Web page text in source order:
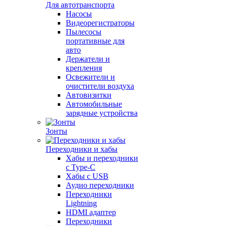
Для автотранспорта
Насосы
Видеорегистраторы
Пылесосы
портативные для
авто
Держатели и
крепления
Освежители и
очистители воздуха
Автовизитки
Автомобильные
зарядные устройства
Зонты
Переходники и хабы
Хабы и переходники
с Type-C
Хабы с USB
Аудио переходники
Переходники
Lightning
HDMI адаптер
Переходники